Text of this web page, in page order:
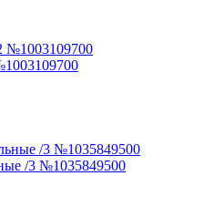
/3 №1035849500